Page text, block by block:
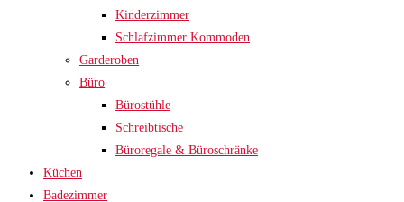
Kinderzimmer
Schlafzimmer Kommoden
Garderoben
Büro
Bürostühle
Schreibtische
Büroregale & Büroschränke
Küchen
Badezimmer